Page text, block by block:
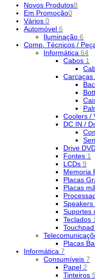
Novos Produtos8
Em Promoção0
Vários 0
Automóvel 6
Iluminação 6
Comp. Técnicos /
Informática 64
Cabos 1
Carcaças
Coolers /
DC IN /
Drive
Fontes 1
LCDs 9
Memoria
Placas
Placas
Speakers
Suportes
Teclados 1
Placas
Informática 7
Consumíveis 7
Papel 2
Tinteiros 5